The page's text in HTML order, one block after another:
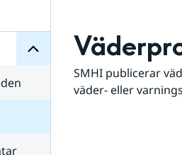
SMHI publicerar
väder- eller